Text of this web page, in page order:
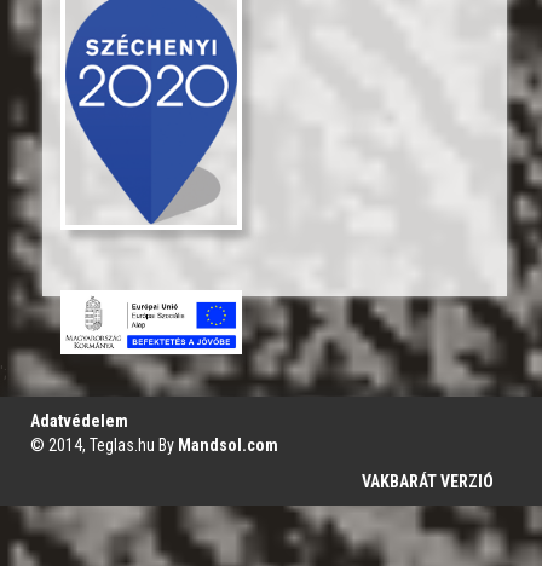
';
Adatvédelem
© 2014, Teglas.hu By Mandsol.com
VAKBARÁT VERZIÓ